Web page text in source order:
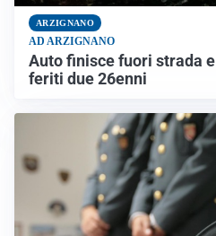
ARZIGNANO
AD ARZIGNANO
Auto finisce fuori strada
feriti due 26enni